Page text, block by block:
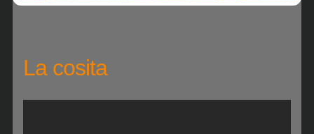
La cosita